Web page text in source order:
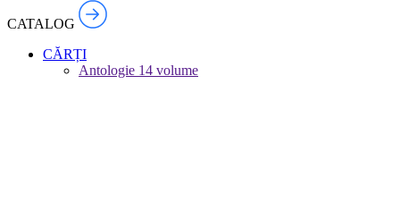
CATALOG
CĂRȚI
Antologie 14 volume